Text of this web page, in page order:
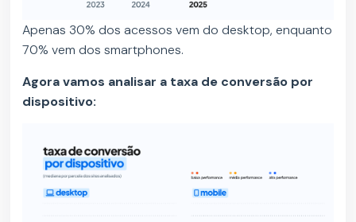
Apenas 30% dos acessos vem do desktop, enquanto
70% vem dos smartphones.
Agora vamos analisar a taxa de conversão por
dispositivo: